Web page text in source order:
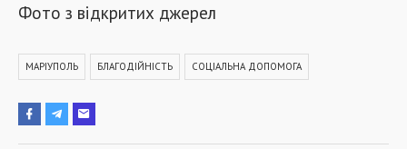
Фото з відкритих джерел
МАРІУПОЛЬ БЛАГОДІЙНІСТЬ СОЦІАЛЬНА ДОПОМОГА